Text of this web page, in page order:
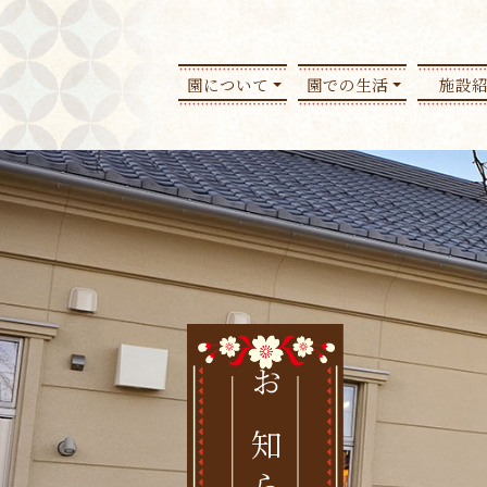
園について 園での生活 施設